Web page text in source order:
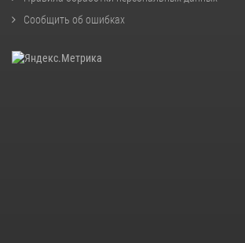
Сообщить об ошибках